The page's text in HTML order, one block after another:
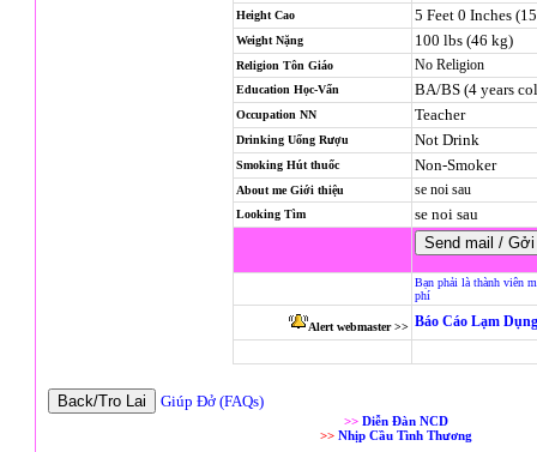
Height Cao 5 Feet 0 Inches
Weight Nặng 100 lbs (46 kg)
Religion Tôn Giáo No Religion
Education Học-Vấn BA/BS (4 years
Occupation NN Teacher
Drinking Uống Rượu Not Drink
Smoking Hút thuốc Non-Smoker
About me Giới thiệu se noi sau
Looking Tìm se noi sau
Bạn phải là thành viên
phí
Alert webmaster >> Báo Cáo Lạm
Giúp Đở (FAQs)
>> Diễn Đàn NCD
>> Nhịp Cầu Tình Thương